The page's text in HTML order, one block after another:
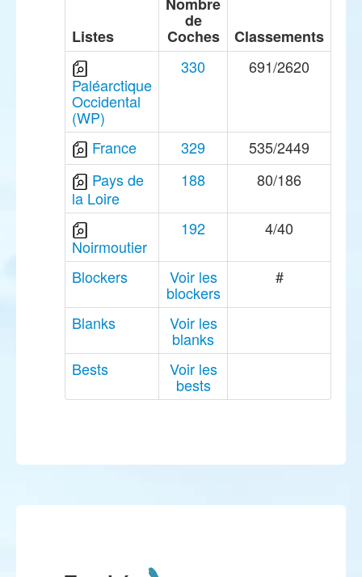
Listes
de
Coches Classements
Paléarctique
Occidental
(WP)
330 691/2620
France 329
535/2449
Pays de
la Loire
188 80/186
Noirmoutier
192 4/40
Blockers Voir les
blockers
#
Blanks Voir les
blanks
Bests
Voir les
bests